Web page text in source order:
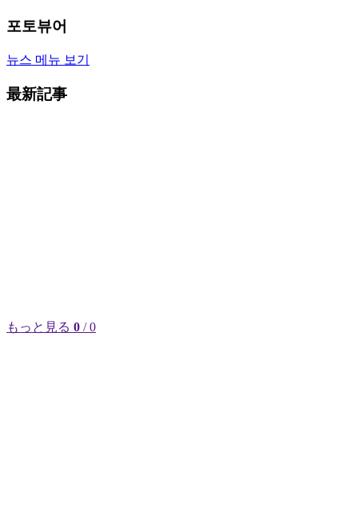
포토뷰어
뉴스 메뉴 보기
最新記事
もっと見る 0 / 0